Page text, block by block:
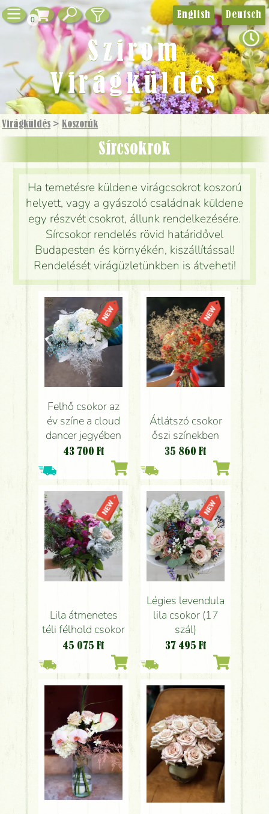
0
Virágküldés > Koszorúk
Sírcsokrok
Ha temetésre küldene virágcsokrot koszorú
helyett, vagy a gyászoló családnak küldene
egy részvét csokrot, állunk rendelkezésére.
Sírcsokor rendelés rövid határidővel
Budapesten és környékén, kiszállítással!
Rendelését virágüzletünkben is átveheti!
Felhő csokor az
év színe a cloud
dancer jegyében
43 700 Ft
Átlátszó csokor
őszi színekben
35 860 Ft
Lila átmenetes
téli félhold csokor
45 075 Ft
Légies levendula
lila csokor (17
szál)
37 495 Ft
English Deutsch
Szirom
Virágküldés